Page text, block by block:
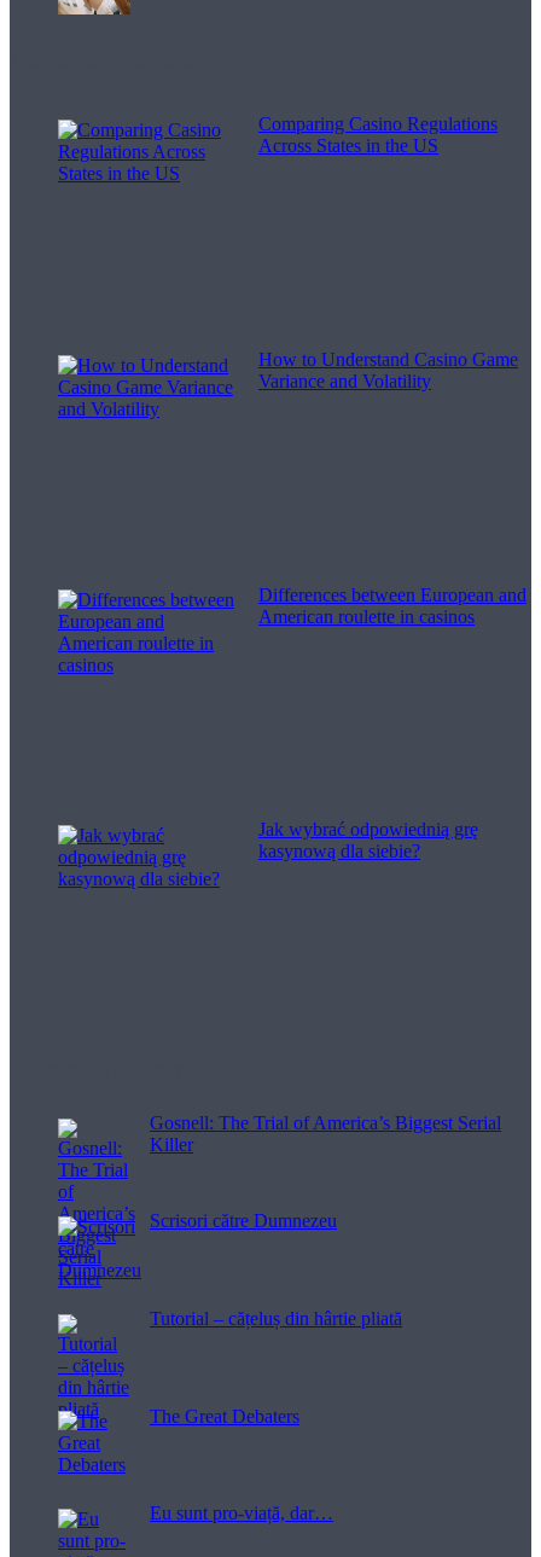
Comparing Casino Regulations
Across States in the US
How to Understand Casino Game
Variance and Volatility
Differences between European and
American roulette in casinos
Jak wybrać odpowiednią grę
kasynową dla siebie?
Gosnell: The Trial of America’s Biggest Serial
Killer
Scrisori către Dumnezeu
Tutorial – cățeluș din hârtie pliată
The Great Debaters
Eu sunt pro-viață, dar…